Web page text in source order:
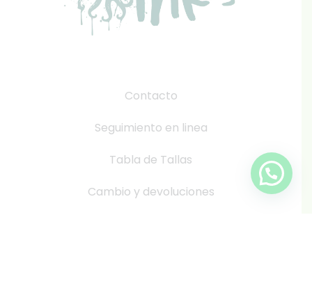
Contacto
Seguimiento en linea
Tabla de Tallas
Cambio y devoluciones